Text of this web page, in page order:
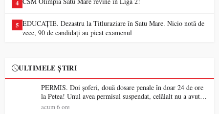
4
5 EDUCAȚIE. Dezastru la Titluraziare în Satu Mare. Nicio notă de
zece, 90 de candidați au picat examenul
ULTIMELE ȘTIRI
PERMIS. Doi șoferi, două dosare penale în doar 24 de ore
la Petea! Unul avea permisul suspendat, celălalt nu a avut
niciodată permis
acum 6 ore